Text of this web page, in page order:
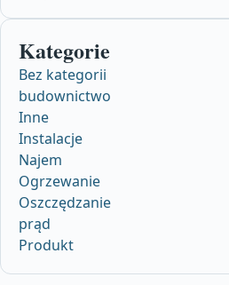
Kategorie
Bez kategorii
budownictwo
Inne
Instalacje
Najem
Ogrzewanie
Oszczędzanie
prąd
Produkt